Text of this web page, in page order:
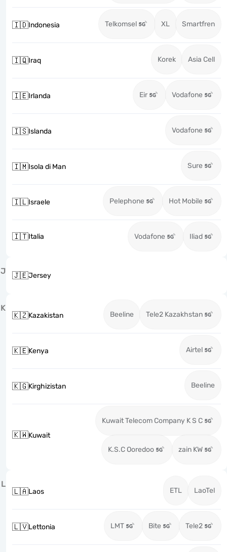
🇮🇩Indonesia Telkomsel XL Smartfren
🇮🇶Iraq Korek Asia Cell
🇮🇪Irlanda Eir Vodafone
🇮🇸Islanda Vodafone
🇮🇲Isola di Man Sure
🇮🇱Israele Pelephone Hot Mobile
🇮🇹Italia Vodafone Iliad
J 🇯🇪Jersey
K
🇰🇿Kazakistan Beeline Tele2 Kazakhstan
🇰🇪Kenya Airtel
🇰🇬Kirghizistan Beeline
🇰🇼Kuwait
Kuwait Telecom Company K S C
K.S.C Ooredoo zain KW
L
🇱🇦Laos ETL LaoTel
🇱🇻Lettonia LMT Bite Tele2